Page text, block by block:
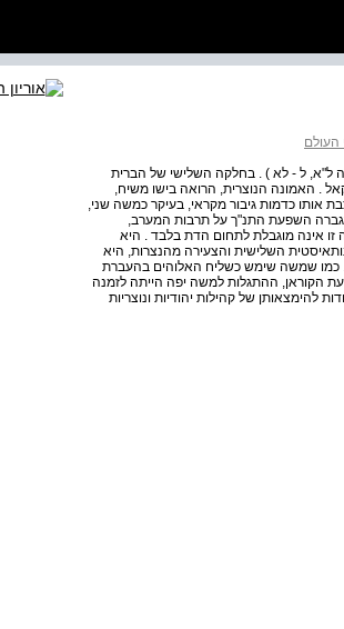
העולם
ל"א, ל - לא ) . בחלקה השלישי של הברית
. האמונה הנוצרית, הרואה בישו משיח,
כדמות גיבור מקראי, בעיקר כמשה שני,
השפעת התנ"ך על תרבות המערב,
אינה מוגבלת לתחום הדת בלבד . היא
השלישית והצעירה מהנצרות, היא
שמשה שימש כשליח האלוהים בהעברת
הקוראן, ההתגלות למשה יפה הייתה לזמנה
להימצאותן של קהילות יהודיות ונוצריות